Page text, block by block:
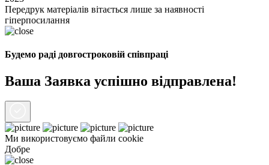
Передрук матеріалів вітається лише за наявності
гіперпосилання
Будемо раді довгостроковій співпраці
Ваша Заявка успішно відправлена!
Ми використовуємо файли cookie
Добре